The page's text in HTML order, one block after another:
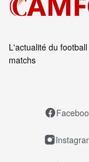
L'actualité du
matchs